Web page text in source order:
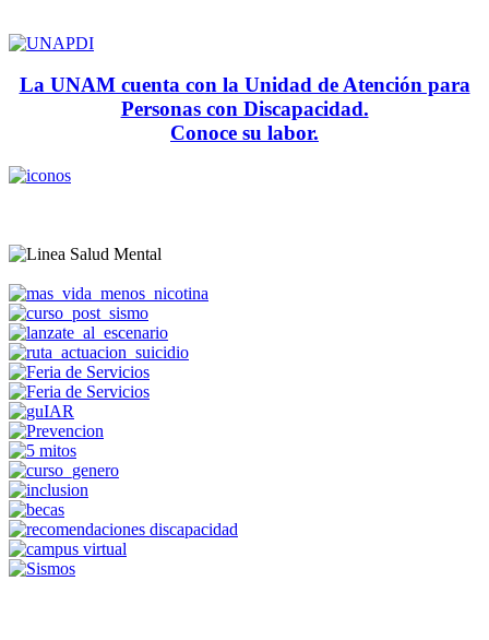
La UNAM cuenta con la Unidad de Atención para
Personas con Discapacidad.
Conoce su labor.